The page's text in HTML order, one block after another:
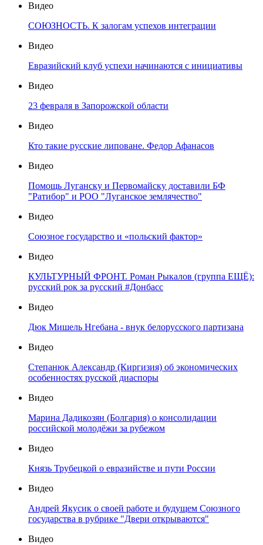
Видео
СОЮЗНОСТЬ. К залогам успехов интеграции
Видео
Евразийский клуб успехи начинаются с инициативы
Видео
23 февраля в Запорожской области
Видео
Кто такие русские липоване. Федор Афанасов
Видео
Помощь Луганску и Первомайску доставили БФ
"Ратибор" и РОО "Луганское землячество"
Видео
Союзное государство и «польский фактор»
Видео
КУЛЬТУРНЫЙ ФРОНТ. Роман Рыкалов (группа ЕЩЁ):
русский рок за русский #Донбасс
Видео
Дюк Мишель Нгебана - внук белорусского партизана
Видео
Степанюк Александр (Киргизия) об экономических
особенностях русской диаспоры
Видео
Марина Дадикозян (Болгария) о консолидации
российской молодёжи за рубежом
Видео
Князь Трубецкой о евразийстве и пути России
Видео
Андрей Якусик о своей работе и будущем Союзного
государства в рубрике "Двери открываются"
Видео